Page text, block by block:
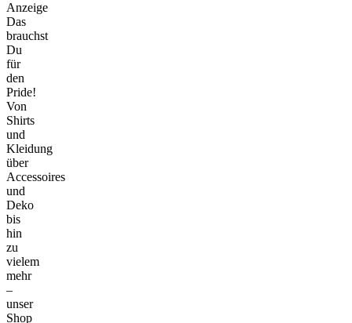
Anzeige
Das
brauchst
Du
für
den
Pride!
Von
Shirts
und
Kleidung
über
Accessoires
und
Deko
bis
hin
zu
vielem
mehr
–
unser
Shop